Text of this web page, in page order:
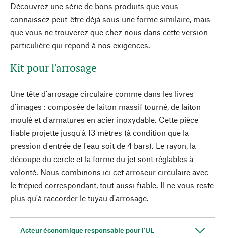
Découvrez une série de bons produits que vous
connaissez peut-être déjà sous une forme similaire, mais
que vous ne trouverez que chez nous dans cette version
particulière qui répond à nos exigences.
Kit pour l'arrosage
Une tête d'arrosage circulaire comme dans les livres
d'images : composée de laiton massif tourné, de laiton
moulé et d'armatures en acier inoxydable. Cette pièce
fiable projette jusqu'à 13 mètres (à condition que la
pression d'entrée de l'eau soit de 4 bars). Le rayon, la
découpe du cercle et la forme du jet sont réglables à
volonté. Nous combinons ici cet arroseur circulaire avec
le trépied correspondant, tout aussi fiable. Il ne vous reste
plus qu'à raccorder le tuyau d'arrosage.
Acteur économique responsable pour l'UE